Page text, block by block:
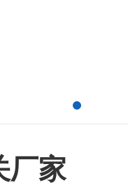
厂家